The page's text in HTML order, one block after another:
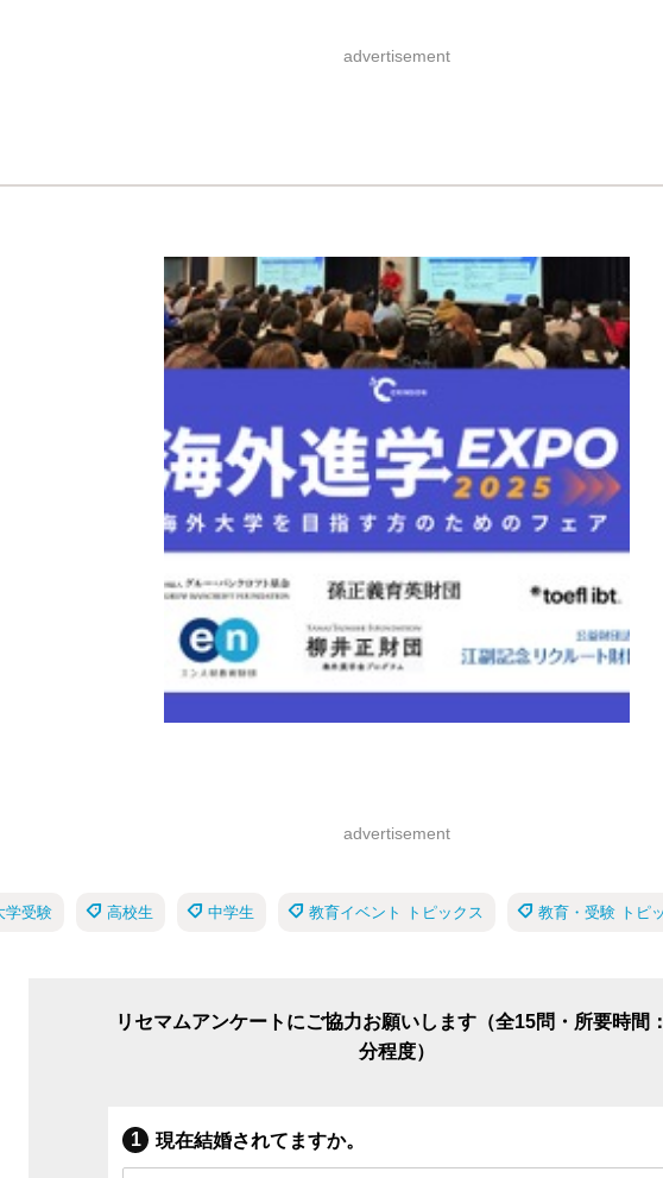
advertisement
advertisement
学受験 高校生 中学生 教育イベント トピックス 教育・受験 トピ
リセマムアンケートにご協力お願いします（全15問・所要時間
分程度）
現在結婚されてますか。